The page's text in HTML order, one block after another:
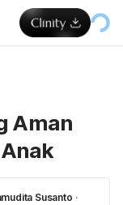
Aman
Susanto ·